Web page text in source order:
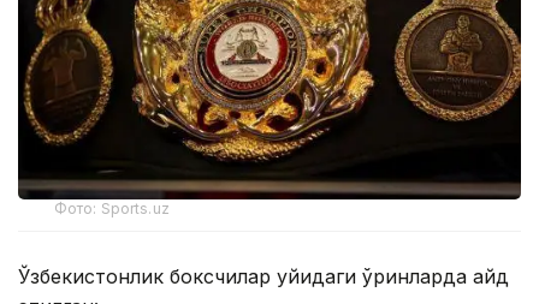
Фото: Sports.uz
Ўзбекистонлик боксчилар қуйидаги ўринларда қайд